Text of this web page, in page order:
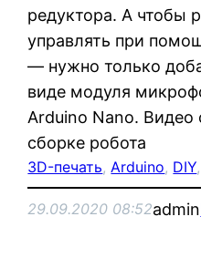
редуктора. А чтобы
управлять при
— нужно только
виде модуля
Arduino Nano. Видео
сборке робота
3D-печать, Arduino, DIY,
29.09.2020 08:52admin